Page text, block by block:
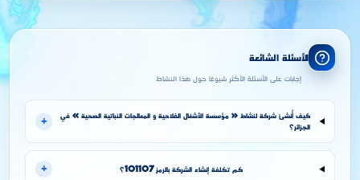
الأسئلة الشائعة
إجابات على الأسئلة الأكثر شيوعًا حول هذا النشاط
كيف أُنشئ شركة لنشاط « مؤسسة الأشغال الفلاحية و المعالجات النباتية الصحية » في
الجزائر؟
+
كم تكلفة إنشاء الشركة بالرمز 101107؟ +